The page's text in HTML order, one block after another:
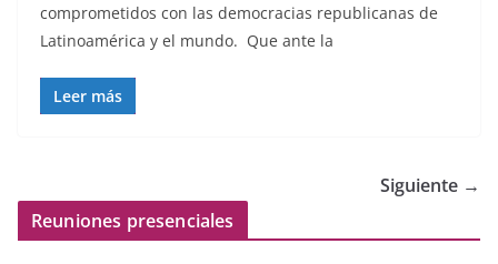
comprometidos con las democracias republicanas de
Latinoamérica y el mundo. Que ante la
Leer más
Siguiente →
Reuniones presenciales